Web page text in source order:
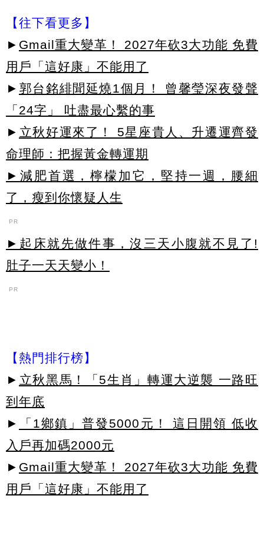
【往下看更多】
► Gmail重大變革！ 2027年砍3大功能 免費
用戶「這好康」不能用了
► 郭台銘緋聞延燒1個月！ 曾馨瑩深夜發聲
「24字」 吐盡最心繫的事
► 立秋好運來了！ 5星座貴人、升遷運齊發
命理師：把握黃金轉運期
►減肥首選，檸檬加它，堅持一週，腰細
了，瘦到你懷疑人生
PR
►起床就先做件事，沒三天小腹就不見了!
肚子一天天變小！
PR
【熱門排行榜】
► 立秋黑馬！「5生肖」轉運大逆襲 一路旺
到年底
►
「1鄉鎮」普發5000元！ 這日開領 低收
入戶再加碼2000元
► Gmail重大變革！ 2027年砍3大功能 免費
用戶「這好康」不能用了